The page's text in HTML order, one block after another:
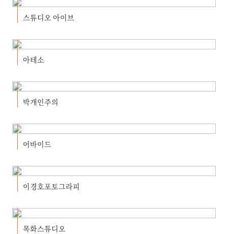
스튜디오 아이브
아테소
박개인주의
어바이드
이경호포토그라피
목화스튜디오